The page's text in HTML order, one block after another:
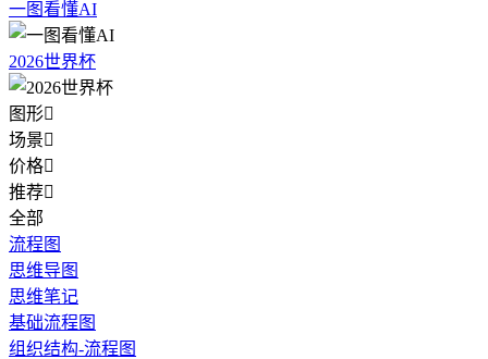
一图看懂AI
2026世界杯
图形
场景
价格
推荐
全部
流程图
思维导图
思维笔记
基础流程图
组织结构-流程图